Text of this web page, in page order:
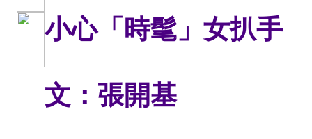
小心「時髦」女扒手
文：張開基